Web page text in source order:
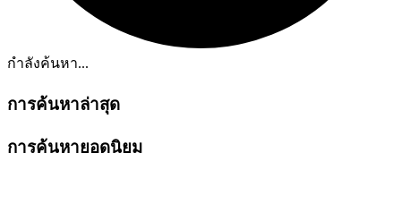
กำลังค้นหา...
การค้นหาล่าสุด
การค้นหายอดนิยม